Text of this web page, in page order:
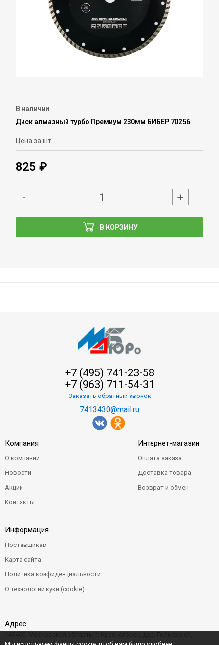
В наличии
Диск алмазный турбо Премиум 230мм БИБЕР 70256
Цена за шт
825 ₽
В КОРЗИНУ
- +
+7 (495) 741-23-58
+7 (963) 711-54-31
Заказать обратный звонок
7413430@mail.ru
Компания
О компании
Новости
Акции
Контакты
Интернет-магазин
Оплата заказа
Доставка товара
Возврат и обмен
Информация
Поставщикам
Карта сайта
Политика конфиденциальности
О технологии куки (cookie)
Адрес: